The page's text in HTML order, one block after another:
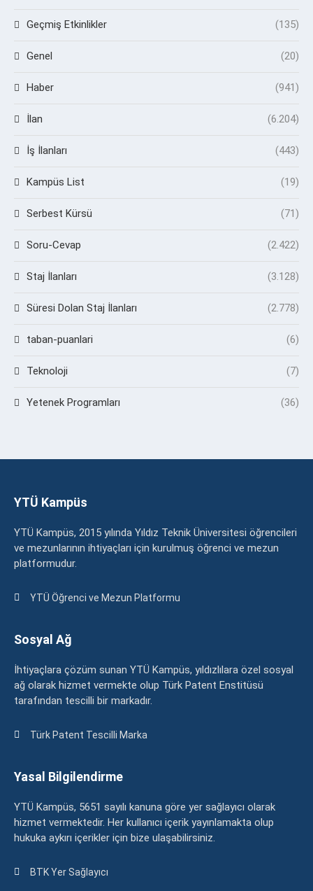
Geçmiş Etkinlikler (135)
Genel (20)
Haber (941)
İlan (6.204)
İş İlanları (443)
Kampüs List (19)
Serbest Kürsü (71)
Soru-Cevap (2.422)
Staj İlanları (3.128)
Süresi Dolan Staj İlanları (2.778)
taban-puanlari (6)
Teknoloji (7)
Yetenek Programları (36)
YTÜ Kampüs
YTÜ Kampüs, 2015 yılında Yıldız Teknik Üniversitesi öğrencileri
ve mezunlarının ihtiyaçları için kurulmuş öğrenci ve mezun
platformudur.
YTÜ Öğrenci ve Mezun Platformu
Sosyal Ağ
İhtiyaçlara çözüm sunan YTÜ Kampüs, yıldızlılara özel sosyal
ağ olarak hizmet vermekte olup Türk Patent Enstitüsü
tarafından tescilli bir markadır.
Türk Patent Tescilli Marka
Yasal Bilgilendirme
YTÜ Kampüs, 5651 sayılı kanuna göre yer sağlayıcı olarak
hizmet vermektedir. Her kullanıcı içerik yayınlamakta olup
hukuka aykırı içerikler için bize ulaşabilirsiniz.
BTK Yer Sağlayıcı